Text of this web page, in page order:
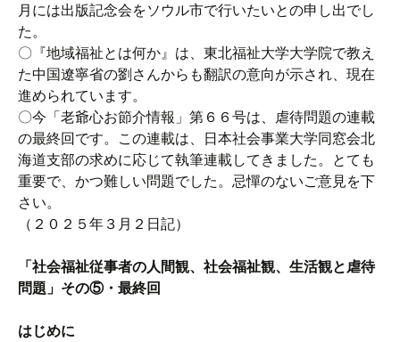
月には出版記念会をソウル市で行いたいとの申し出でし
た。
〇『地域福祉とは何か』は、東北福祉大学大学院で教え
た中国遼寧省の劉さんからも翻訳の意向が示され、現在
進められています。
〇今「老爺心お節介情報」第６６号は、虐待問題の連載
の最終回です。この連載は、日本社会事業大学同窓会北
海道支部の求めに応じて執筆連載してきました。とても
重要で、かつ難しい問題でした。忌憚のないご意見を下
さい。
（２０２５年３月２日記）
「社会福祉従事者の人間観、社会福祉観、生活観と虐待
問題」その⑤・最終回
はじめに